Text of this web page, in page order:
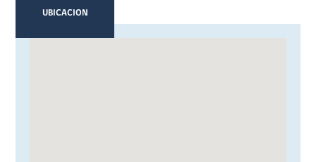
UBICACION